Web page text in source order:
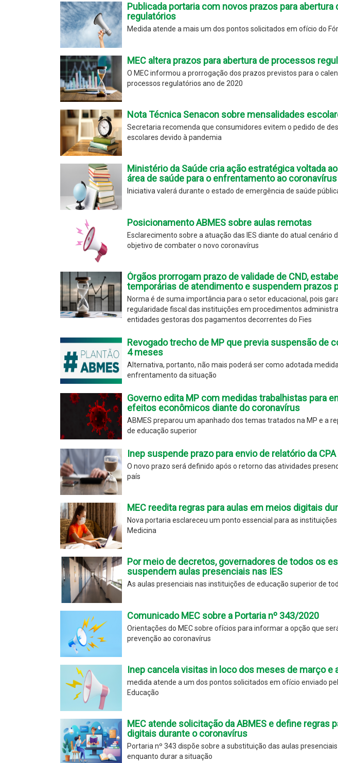
Publicada portaria com novos prazos para
regulatórios
Medida atende a mais um dos pontos solicitados em ofício do
MEC altera prazos para abertura de processos
O MEC informou a prorrogação dos prazos previstos para o
processos regulatórios ano de 2020
Nota Técnica Senacon sobre mensalidades
Secretaria recomenda que consumidores evitem o pedido de
escolares devido à pandemia
Ministério da Saúde cria ação estratégica voltada
área de saúde para o enfrentamento ao coronavírus
Iniciativa valerá durante o estado de emergência de saúde
Posicionamento ABMES sobre aulas remotas
Esclarecimento sobre a atuação das IES diante do atual cenário
objetivo de combater o novo coronavírus
Órgãos prorrogam prazo de validade de CND,
temporárias de atendimento e suspendem prazos
Norma é de suma importância para o setor educacional, pois
regularidade fiscal das instituições em procedimentos
entidades gestoras dos pagamentos decorrentes do Fies
Revogado trecho de MP que previa suspensão de
4 meses
Alternativa, portanto, não mais poderá ser como adotada
enfrentamento da situação
Governo edita MP com medidas trabalhistas para
efeitos econômicos diante do coronavírus
ABMES preparou um apanhado dos temas tratados na MP e a
de educação superior
Inep suspende prazo para envio de relatório da CPA
O novo prazo será definido após o retorno das atividades
país
MEC reedita regras para aulas em meios digitais
Nova portaria esclareceu um ponto essencial para as
Medicina
Por meio de decretos, governadores de todos os
suspendem aulas presenciais nas IES
As aulas presenciais nas instituições de educação superior de
Comunicado MEC sobre a Portaria nº 343/2020
Orientações do MEC sobre ofícios para informar a opção que
prevenção ao coronavírus
Inep cancela visitas in loco dos meses de março e
medida atende a um dos pontos solicitados em ofício enviado
Educação
MEC atende solicitação da ABMES e define regras
digitais durante o coronavírus
Portaria nº 343 dispõe sobre a substituição das aulas
enquanto durar a situação